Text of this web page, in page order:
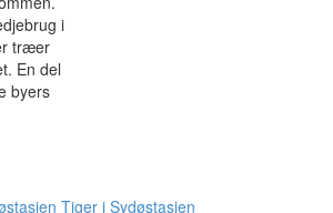
i
træer
En del
byers
Tiger i Sydøstasien